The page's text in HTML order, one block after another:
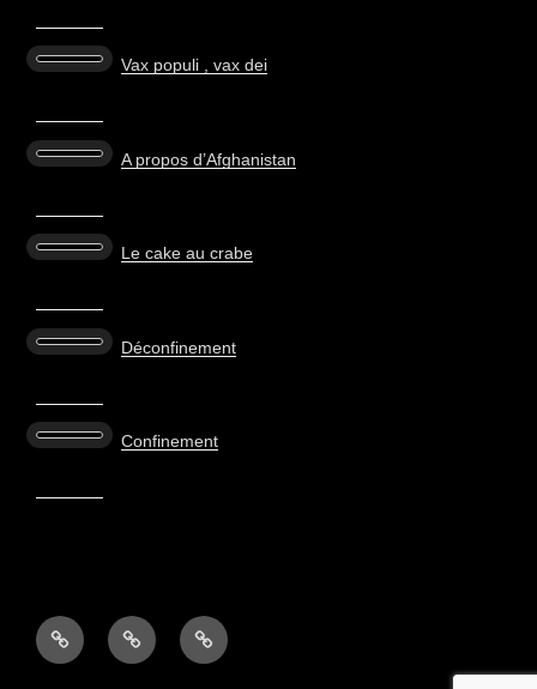
Vax populi , vax dei
A propos d’Afghanistan
Le cake au crabe
Déconfinement
Confinement
JE
L’OUVRE
POINTS
DE
IMAGES
DU